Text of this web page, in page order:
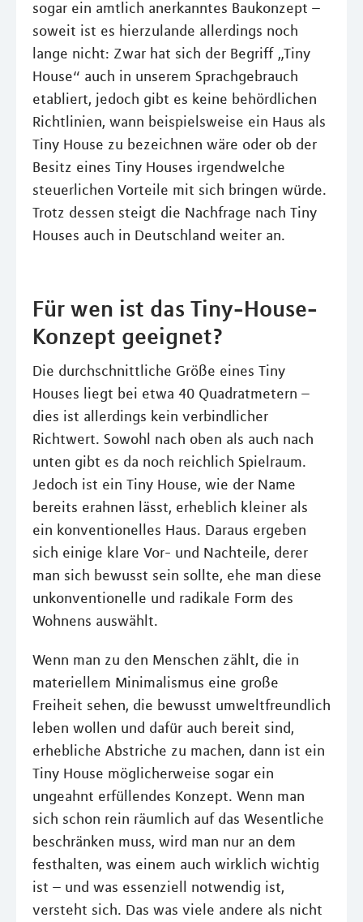
sogar ein amtlich anerkanntes Baukonzept –
soweit ist es hierzulande allerdings noch
lange nicht: Zwar hat sich der Begriff „Tiny
House“ auch in unserem Sprachgebrauch
etabliert, jedoch gibt es keine behördlichen
Richtlinien, wann beispielsweise ein Haus als
Tiny House zu bezeichnen wäre oder ob der
Besitz eines Tiny Houses irgendwelche
steuerlichen Vorteile mit sich bringen würde.
Trotz dessen steigt die Nachfrage nach Tiny
Houses auch in Deutschland weiter an.
Für wen ist das Tiny-House-
Konzept geeignet?
Die durchschnittliche Größe eines Tiny
Houses liegt bei etwa 40 Quadratmetern –
dies ist allerdings kein verbindlicher
Richtwert. Sowohl nach oben als auch nach
unten gibt es da noch reichlich Spielraum.
Jedoch ist ein Tiny House, wie der Name
bereits erahnen lässt, erheblich kleiner als
ein konventionelles Haus. Daraus ergeben
sich einige klare Vor- und Nachteile, derer
man sich bewusst sein sollte, ehe man diese
unkonventionelle und radikale Form des
Wohnens auswählt.
Wenn man zu den Menschen zählt, die in
materiellem Minimalismus eine große
Freiheit sehen, die bewusst umweltfreundlich
leben wollen und dafür auch bereit sind,
erhebliche Abstriche zu machen, dann ist ein
Tiny House möglicherweise sogar ein
ungeahnt erfüllendes Konzept. Wenn man
sich schon rein räumlich auf das Wesentliche
beschränken muss, wird man nur an dem
festhalten, was einem auch wirklich wichtig
ist – und was essenziell notwendig ist,
versteht sich. Das was viele andere als nicht